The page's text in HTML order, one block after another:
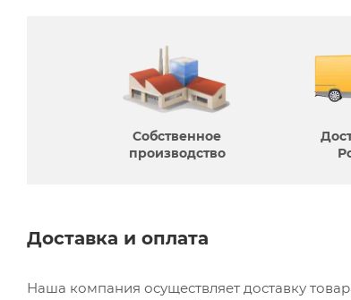
Собственное
производcтво
Доставка и оплата
Наша компания осуществляет доставку